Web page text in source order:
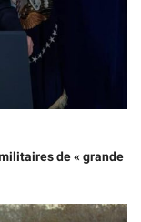
de « grande